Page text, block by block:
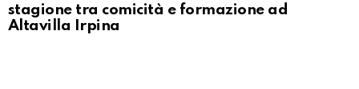
stagione tra comicità e formazione ad
Altavilla Irpina